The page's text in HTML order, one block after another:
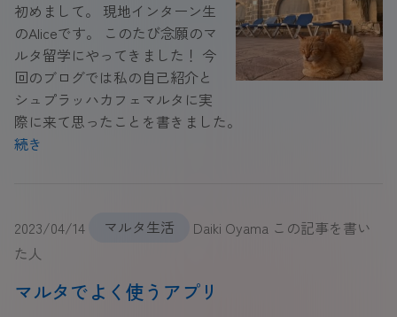
初めまして。 現地インターン生
のAliceです。 このたび念願のマ
ルタ留学にやってきました！ 今
回のブログでは私の自己紹介と
シュプラッハカフェマルタに実
際に来て思ったことを書きました。
続き
2023/04/14 マルタ生活
Daiki Oyama この記事を書い
た人
マルタでよく使うアプリ